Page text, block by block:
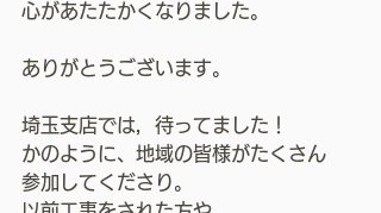
心があたたかくなりました。
ありがとうございます。
埼玉支店では，待ってました！
かのように、地域の皆様がたくさん
参加してくださり。